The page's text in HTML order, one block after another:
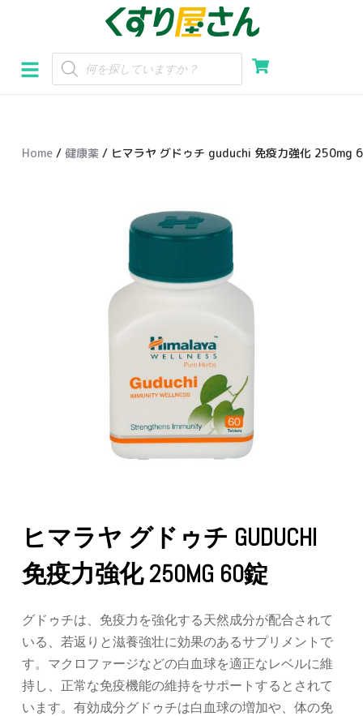
ン
テ
スHome / 健康薬 / ヒマラヤ グドゥチ guduchi 免疫力強化 250mg
ヒマラヤ グドゥチ GUDUCHI
免疫力強化 250MG 60錠
グドゥチは、免疫力を強化する天然成分が配合されて
いる、若返りと滋養強壮に効果のあるサプリメントで
す。マクロファージなどの白血球を適正なレベルに維
持し、正常な免疫機能の維持をサポートするとされて
います。有効成分グドゥチは白血球の増加や、体の免